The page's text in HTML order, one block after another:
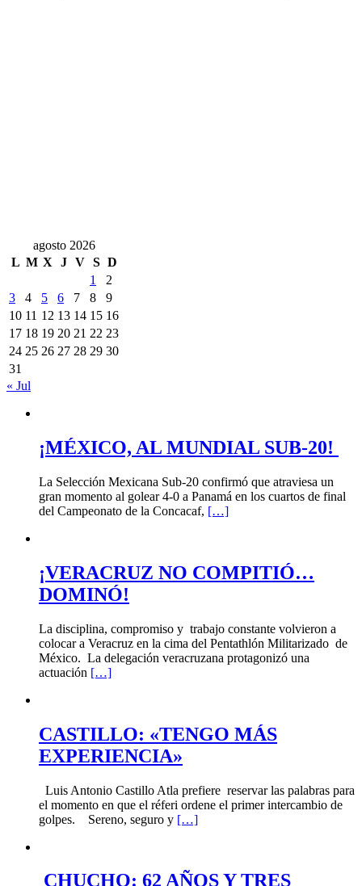
agosto 2026
L M X J V S D
1
2
3
4 5 6 7 8
9
10 11 12 13 14 15 16
17 18 19 20 21 22 23
24 25 26 27 28 29 30
31
« Jul
¡MÉXICO, AL MUNDIAL SUB-20!
La Selección Mexicana Sub-20 confirmó que atraviesa un
gran momento al golear 4-0 a Panamá en los cuartos de final
del Campeonato de la Concacaf, […]
¡VERACRUZ NO COMPITIÓ…
DOMINÓ!
La disciplina, compromiso y trabajo constante volvieron a
colocar a Veracruz en la cima del Pentathlón Militarizado de
México. La delegación veracruzana protagonizó una
actuación […]
CASTILLO: «TENGO MÁS
EXPERIENCIA»
Luis Antonio Castillo Atla prefiere reservar las palabras para
el momento en que el réferi ordene el primer intercambio de
golpes. Sereno, seguro y […]
CHUCHO: 62 AÑOS Y TRES